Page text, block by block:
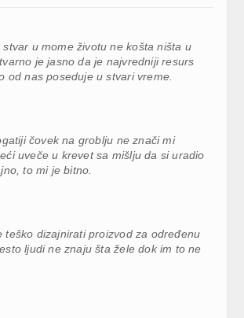
stvar u mome životu ne košta ništa u
je jasno da je najvredniji resurs
od nas poseduje u stvari vreme.
čovek na groblju ne znači mi
uveče u krevet sa mišlju da si uradio
to mi je bitno.
teško dizajnirati proizvod za određenu
ljudi ne znaju šta žele dok im to ne